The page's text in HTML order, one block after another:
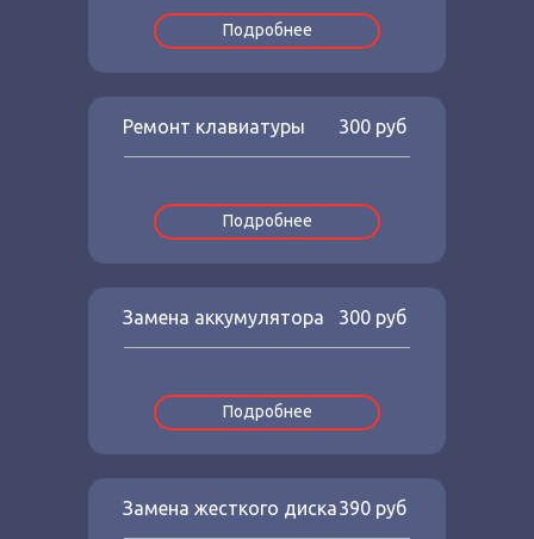
Ремонт клавиатуры 300 руб
Замена аккумулятора 300 руб
Замена жесткого диска390 руб
Подробнее
Подробнее
Подробнее